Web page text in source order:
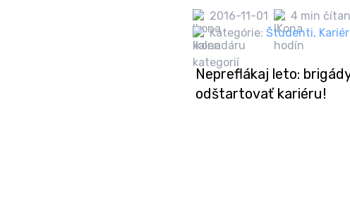
2016-11-01
4 min
Kategórie: Študenti,
Nepreflákaj leto:
odštartovať kariéru!